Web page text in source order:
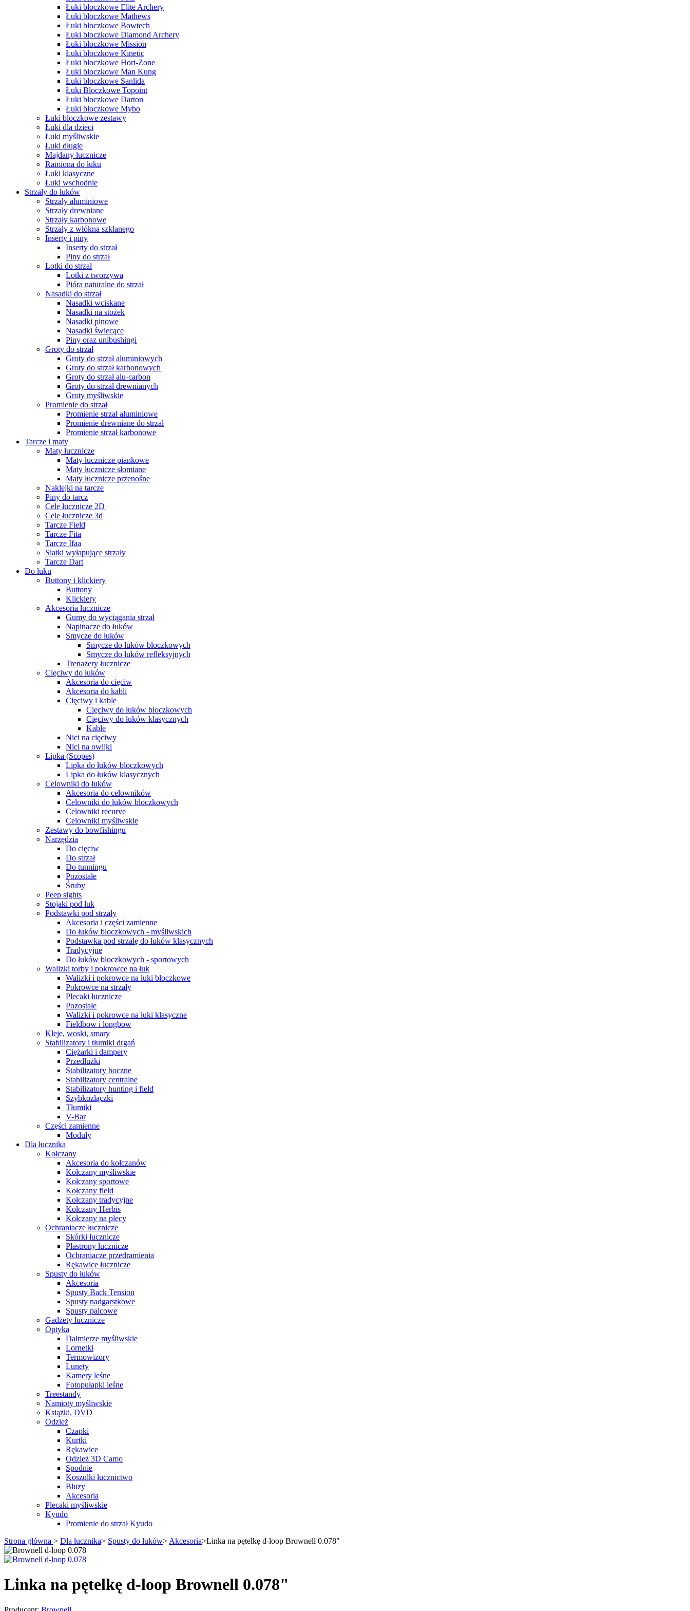
Łuki bloczkowe Elite Archery
Łuki bloczkowe Mathews
Łuki bloczkowe Bowtech
Łuki bloczkowe Diamond Archery
Łuki bloczkowe Mission
Łuki bloczkowe Kinetic
Łuki bloczkowe Hori-Zone
Łuki bloczkowe Man Kung
Łuki bloczkowe Sanlida
Łuki Bloczkowe Topoint
Łuki bloczkowe Darton
Łuki bloczkowe Mybo
Łuki bloczkowe zestawy
Łuki dla dzieci
Łuki myśliwskie
Łuki długie
Majdany łucznicze
Ramiona do łuku
Łuki klasyczne
Łuki wschodnie
Strzały do łuków
Strzały aluminiowe
Strzały drewniane
Strzały karbonowe
Strzały z włókna szklanego
Inserty i piny
Inserty do strzał
Piny do strzał
Lotki do strzał
Lotki z tworzywa
Pióra naturalne do strzał
Nasadki do strzał
Nasadki wciskane
Nasadki na stożek
Nasadki pinowe
Nasadki świecące
Piny oraz unibushingi
Groty do strzał
Groty do strzał aluminiowych
Groty do strzał karbonowych
Groty do strzał alu-carbon
Groty do strzał drewnianych
Groty myśliwskie
Promienie do strzał
Promienie strzał aluminiowe
Promienie drewniane do strzał
Promienie strzał karbonowe
Tarcze i maty
Maty łucznicze
Maty łucznicze piankowe
Maty łucznicze słomiane
Maty łucznicze przenośne
Naklejki na tarcze
Piny do tarcz
Cele łucznicze 2D
Cele łucznicze 3d
Tarcze Field
Tarcze Fita
Tarcze Ifaa
Siatki wyłapujące strzały
Tarcze Dart
Do łuku
Buttony i klickiery
Buttony
Klickiery
Akcesoria łucznicze
Gumy do wyciągania strzał
Napinacze do łuków
Smycze do łuków
Smycze do łuków bloczkowych
Smycze do łuków refleksyjnych
Trenażery łucznicze
Cięciwy do łuków
Akcesoria do cięciw
Akcesoria do kabli
Cięciwy i kable
Cięciwy do łuków bloczkowych
Cięciwy do łuków klasycznych
Kable
Nici na cięciwy
Nici na owijki
Lipka (Scopes)
Lipka do łuków bloczkowych
Lipka do łuków klasycznych
Celowniki do łuków
Akcesoria do celowników
Celowniki do łuków bloczkowych
Celowniki recurve
Celowniki myśliwskie
Zestawy do bowfishingu
Narzędzia
Do cięciw
Do strzał
Do tunningu
Pozostałe
Śruby
Peep sights
Stojaki pod łuk
Podstawki pod strzały
Akcesoria i części zamienne
Do łuków bloczkowych - myśliwskich
Podstawka pod strzałę do łuków klasycznych
Tradycyjne
Do łuków bloczkowych - sportowych
Walizki torby i pokrowce na łuk
Walizki i pokrowce na łuki bloczkowe
Pokrowce na strzały
Plecaki łucznicze
Pozostałe
Walizki i pokrowce na łuki klasyczne
Fieldbow i longbow
Kleje, woski, smary
Stabilizatory i tłumiki drgań
Ciężarki i dampery
Przedłużki
Stabilizatory boczne
Stabilizatory centralne
Stabilizatory hunting i field
Szybkozłączki
Tłumiki
V-Bar
Części zamienne
Moduły
Dla łucznika
Kołczany
Akcesoria do kołczanów
Kołczany myśliwskie
Kołczany sportowe
Kołczany field
Kołczany tradycyjne
Kołczany Herbis
Kołczany na plecy
Ochraniacze łucznicze
Skórki łucznicze
Plastrony łucznicze
Ochraniacze przedramienia
Rękawice łucznicze
Spusty do łuków
Akcesoria
Spusty Back Tension
Spusty nadgarstkowe
Spusty palcowe
Gadżety łucznicze
Optyka
Dalmierze myśliwskie
Lornetki
Termowizory
Lunety
Kamery leśne
Fotopułapki leśne
Treestandy
Namioty myśliwskie
Książki, DVD
Odzież
Czapki
Kurtki
Rękawice
Odzież 3D Camo
Spodnie
Koszulki łucznictwo
Bluzy
Akcesoria
Plecaki myśliwskie
Kyudo
Promienie do strzał Kyudo
Strona główna > Dla łucznika> Spusty do łuków> Akcesoria>Linka na pętelkę d-loop Brownell 0.078"
Linka na pętelkę d-loop Brownell 0.078"